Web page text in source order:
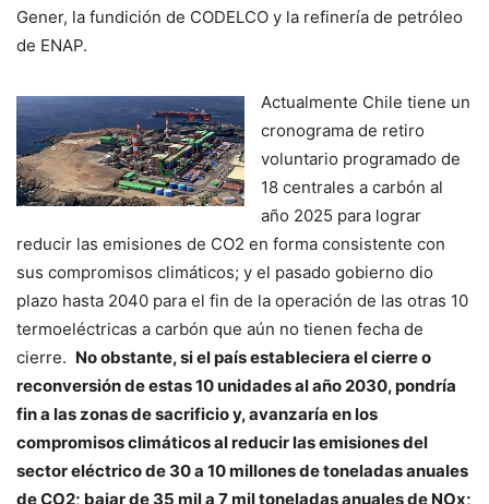
Gener, la fundición de CODELCO y la refinería de petróleo
de ENAP.
Actualmente Chile tiene un
cronograma de retiro
voluntario programado de
18 centrales a carbón al
año 2025 para lograr
reducir las emisiones de CO2 en forma consistente con
sus compromisos climáticos; y el pasado gobierno dio
plazo hasta 2040 para el fin de la operación de las otras 10
termoeléctricas a carbón que aún no tienen fecha de
cierre. No obstante, si el país estableciera el cierre o
reconversión de estas 10 unidades al año 2030, pondría
fin a las zonas de sacrificio y, avanzaría en los
compromisos climáticos al reducir las emisiones del
sector eléctrico de 30 a 10 millones de toneladas anuales
de CO2; bajar de 35 mil a 7 mil toneladas anuales de NOx;